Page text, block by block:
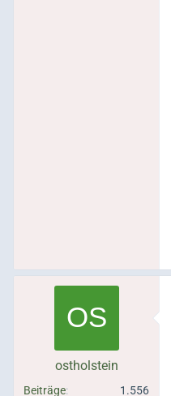
ostholstein
Beiträge 1.556